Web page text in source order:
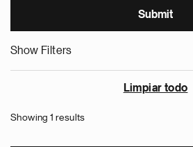
Show Filters
Limpiar todo
Showing 1 results